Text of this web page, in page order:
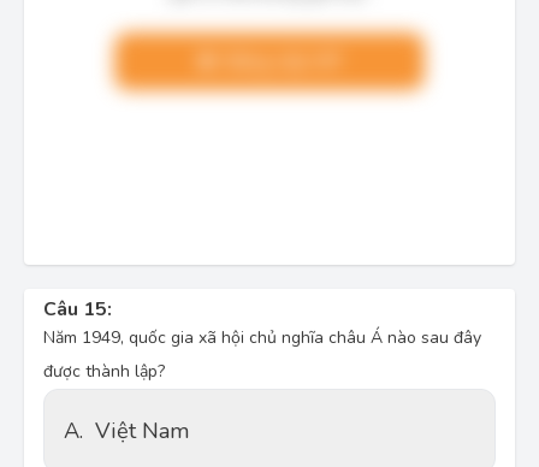
Câu 15:
Năm 1949, quốc gia xã hội chủ nghĩa châu Á nào sau đây
được thành lập?
A. Việt Nam